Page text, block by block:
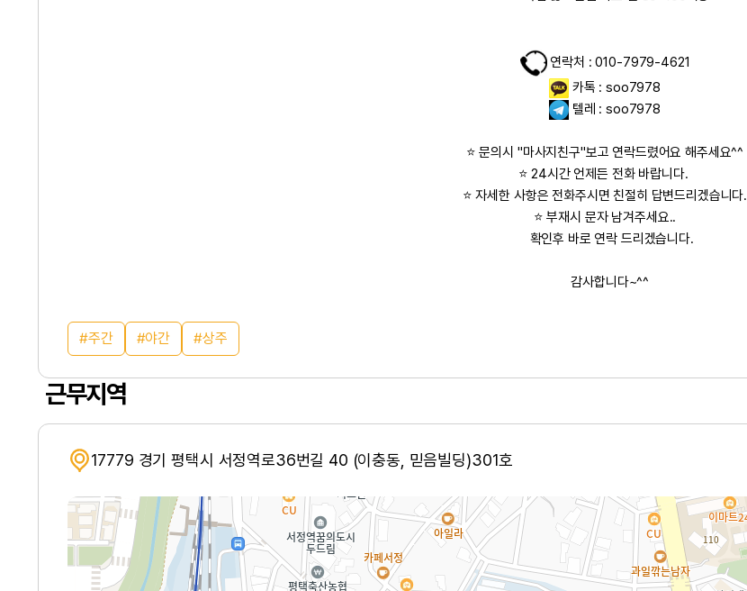
연락처 : 010-7979-4621
카톡 : soo7978
텔레 : soo7978
⭐ 문의시 "마사지친구"보고 연락드렸어요 해주세요^^
⭐ 24시간 언제든 전화 바랍니다.
⭐ 자세한 사항은 전화주시면 친절히 답변드리겠습니다.
⭐ 부재시 문자 남겨주세요..
확인후 바로 연락 드리겠습니다.
감사합니다~^^
주간 야간 상주
근무지역
17779 경기 평택시 서정역로36번길 40 (이충동, 믿음빌딩)301호